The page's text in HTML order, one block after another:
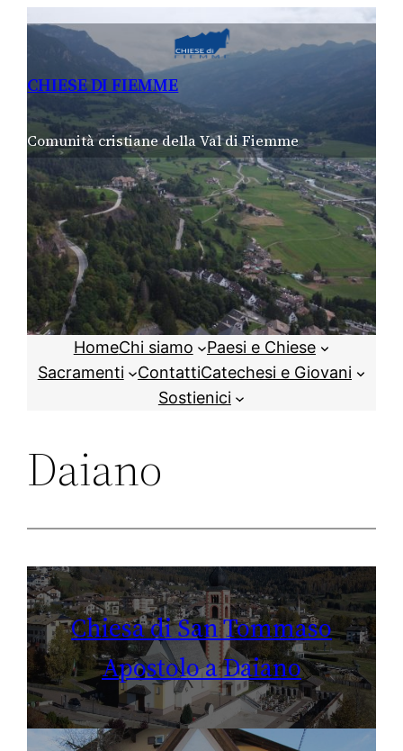
CHIESE DI FIEMME
Comunità cristiane della Val di Fiemme
HomeChi siamo
Paesi e Chiese
Sacramenti
ContattiCatechesi e Giovani
Sostienici
Daiano
Chiesa di San Tommaso
Apostolo a Daiano